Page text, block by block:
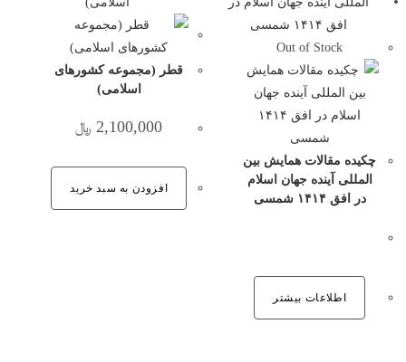
Out of Stock
چکیده مقالات همایش بین
المللی آینده جهان اسلام
در افق ۱۴۱۴ شمسی
اطلاعات بیشتر
قطر (مجموعه کشورهای
اسلامی)
2,100,000 ﷼
افزودن به سبد خرید